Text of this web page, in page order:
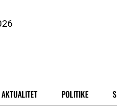
AKTUALITET POLITIKE